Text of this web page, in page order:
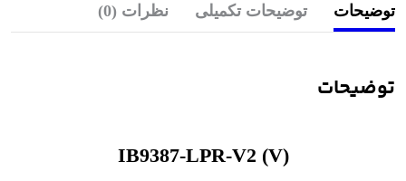
توضیحات توضیحات تکمیلی نظرات (0)
توضیحات
IB9387-LPR-V2 (V)